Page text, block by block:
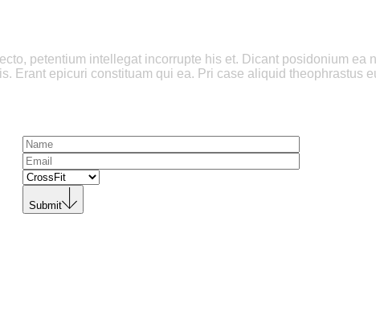
petentium intellegat incorrupte his et. Dicant posidonium ea
Erant epicuri constituam qui ea. Pri case aliquid theophrastus
Submit